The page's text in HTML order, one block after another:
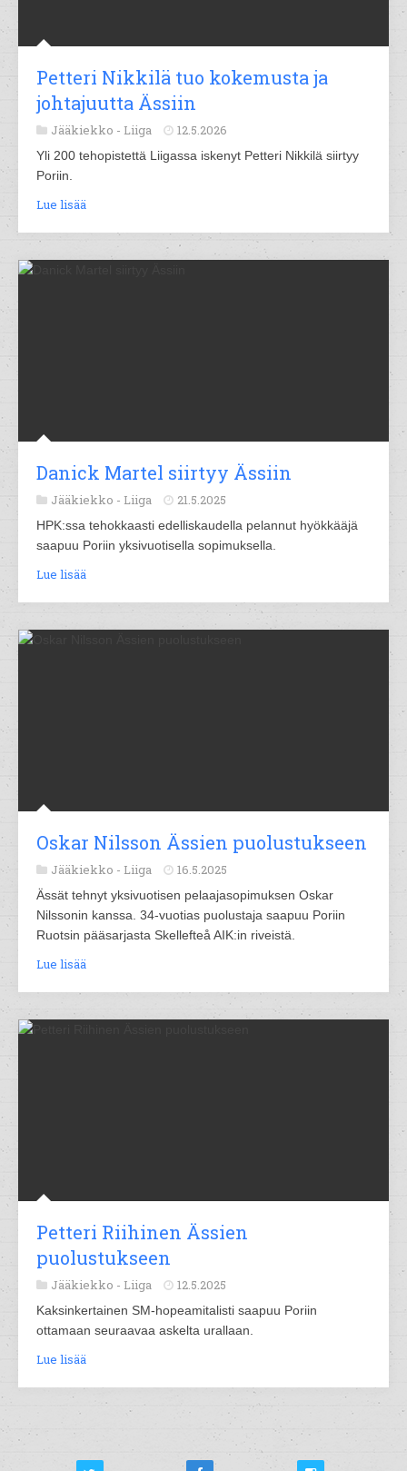
Petteri Nikkilä tuo kokemusta ja
johtajuutta Ässiin
Jääkiekko - Liiga 12.5.2026
Yli 200 tehopistettä Liigassa iskenyt Petteri Nikkilä siirtyy
Poriin.
Lue lisää
Danick Martel siirtyy Ässiin
Jääkiekko - Liiga 21.5.2025
HPK:ssa tehokkaasti edelliskaudella pelannut hyökkääjä
saapuu Poriin yksivuotisella sopimuksella.
Lue lisää
Oskar Nilsson Ässien puolustukseen
Jääkiekko - Liiga 16.5.2025
Ässät tehnyt yksivuotisen pelaajasopimuksen Oskar
Nilssonin kanssa. 34-vuotias puolustaja saapuu Poriin
Ruotsin pääsarjasta Skellefteå AIK:in riveistä.
Lue lisää
Petteri Riihinen Ässien
puolustukseen
Jääkiekko - Liiga 12.5.2025
Kaksinkertainen SM-hopeamitalisti saapuu Poriin
ottamaan seuraavaa askelta urallaan.
Lue lisää